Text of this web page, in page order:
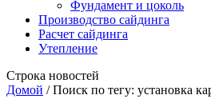
Фундамент и цоколь
Производство сайдинга
Расчет сайдинга
Утепление
Строка новостей
Домой / Поиск по тегу: установка